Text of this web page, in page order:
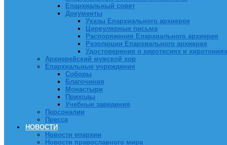
Епархиальный совет
Документы
Указы Епархиального архиерея
Циркулярные письма
Распоряжения Епархиального архиерея
Резолюции Епархиального архиерея
Удостоверения о хиротесиях и хиротониях
Архиерейский мужской хор
Епархиальные учреждения
Соборы
Благочиния
Монастыри
Приходы
Учебные заведения
Персоналии
Пресса
НОВОСТИ
Новости епархии
Новости православного мира